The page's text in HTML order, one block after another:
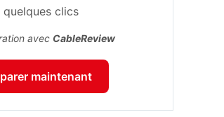
quelques clics
avec CableReview
maintenant